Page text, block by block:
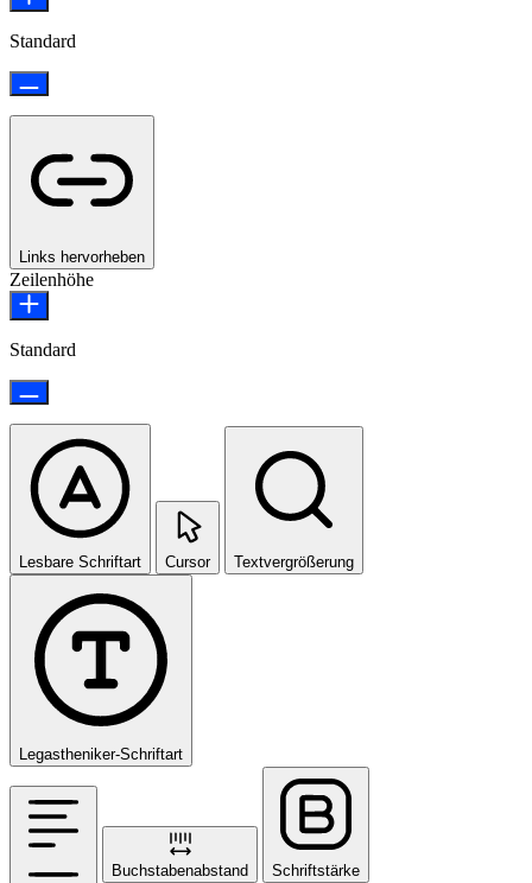
Standard
Links hervorheben
Zeilenhöhe
Standard
Lesbare Schriftart Cursor Textvergrößerung
Legastheniker-Schriftart
Buchstabenabstand Schriftstärke